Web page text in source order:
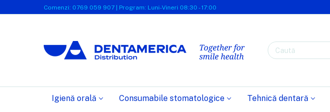
Comenzi: 0769 059 907 | Program: Luni-Vineri 08:30 - 17:00
Caută
Igienă orală Consumabile stomatologice Tehnică dentară